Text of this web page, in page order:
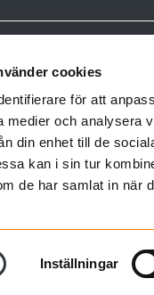
cookies
för att
medier och analysera
din enhet till de
kan i sin tur
de har samlat in när
Inställningar
Grafikgatan 17, 754 54 Uppsala
Box 417, 751 06
0200-111 711, fax 018-12